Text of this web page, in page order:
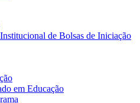
de Bolsas de Iniciação
em Educação